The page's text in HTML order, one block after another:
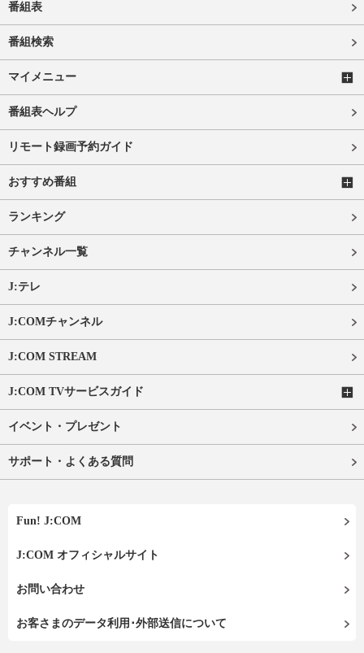
番組表
番組検索
マイメニュー
番組表ヘルプ
リモート録画予約ガイド
おすすめ番組
ランキング
チャンネル一覧
J:テレ
J:COMチャンネル
J:COM STREAM
J:COM TVサービスガイド
イベント・プレゼント
サポート・よくある質問
Fun! J:COM
J:COM オフィシャルサイト
お問い合わせ
お客さまのデータ利用･外部送信について